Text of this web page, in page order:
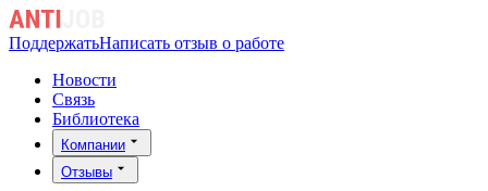
ПоддержатьНаписать отзыв о работе
Новости
Связь
Библиотека
Компании
Отзывы